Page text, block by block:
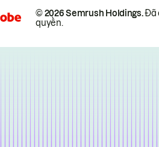
© 2026 Semrush Holdings.Đã
quyền.